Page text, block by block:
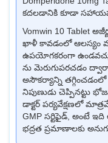
కదలడానికి కూడా
Vomwin 10 Tablet
ఖాళీ కావడంలో ఆలస్యం
ఉపయోగకరంగా
ను మెరుగుపరచడం
అసౌకర్యాన్ని
నిపుణుడు చెప్పినట్టు
డాక్టర్ పర్యవేక్షణలో
GMP సర్టిఫైడ్, అంటే
భద్రత ప్రమాణాలకు